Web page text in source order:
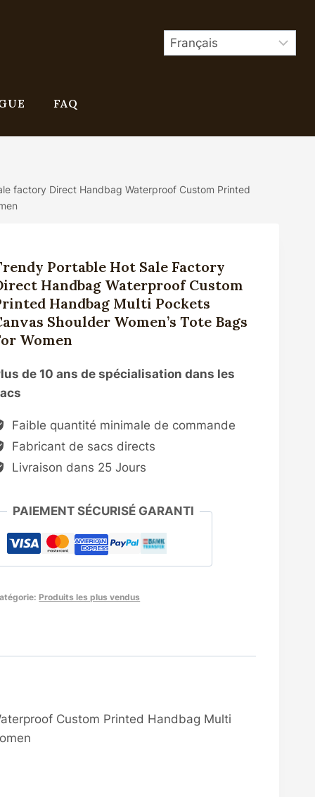
FAQ
factory Direct Handbag Waterproof Custom Printed
Portable Hot Sale Factory
Handbag Waterproof Custom
Handbag Multi Pockets
Shoulder Women’s Tote Bags
Women
de 10 ans de spécialisation dans les
Faible quantité minimale de commande
Fabricant de sacs directs
Livraison dans 25 Jours
PAIEMENT SÉCURISÉ GARANTI
Produits les plus vendus
Custom Printed Handbag Multi